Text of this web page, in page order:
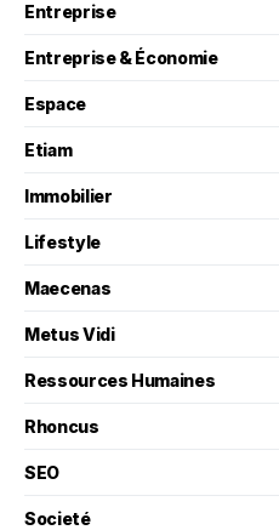
Entreprise
Entreprise & Économie
Espace
Etiam
Immobilier
Lifestyle
Maecenas
Metus Vidi
Ressources Humaines
Rhoncus
SEO
Societé